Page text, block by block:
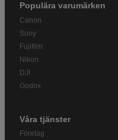
Populära varumärken
Canon
Sony
Fujifilm
Nikon
DJI
Godox
Våra tjänster
Företag